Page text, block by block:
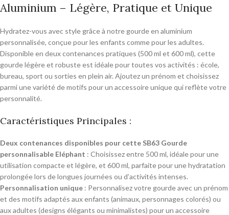
Aluminium – Légère, Pratique et Unique
Hydratez-vous avec style grâce à notre gourde en aluminium
personnalisée, conçue pour les enfants comme pour les adultes.
Disponible en deux contenances pratiques (500 ml et 600 ml), cette
gourde légère et robuste est idéale pour toutes vos activités : école,
bureau, sport ou sorties en plein air. Ajoutez un prénom et choisissez
parmi une variété de motifs pour un accessoire unique qui reflète votre
personnalité.
Caractéristiques Principales :
Deux contenances disponibles pour cette SB63 Gourde
personnalisable Eléphant : Choisissez entre 500 ml, idéale pour une
utilisation compacte et légère, et 600 ml, parfaite pour une hydratation
prolongée lors de longues journées ou d’activités intenses.
Personnalisation unique : Personnalisez votre gourde avec un prénom
et des motifs adaptés aux enfants (animaux, personnages colorés) ou
aux adultes (designs élégants ou minimalistes) pour un accessoire